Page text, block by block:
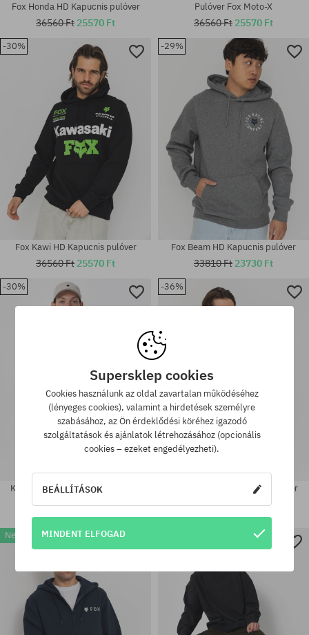
Elérhető méretek:
Elérhető méretek:
Elérhető méretek:
Fox Honda HD Kapucnis pulóver
36560 Ft 25570 Ft
Elérhető méretek:
Pulóver Fox Moto-X
36560 Ft 25570 Ft
-30%
Elérhető méretek:
Fox Kawi HD Kapucnis pulóver
36560 Ft 25570 Ft
-29%
Elérhető méretek:
Fox Beam HD Kapucnis pulóver
33810 Ft 23730 Ft
-30%
Kapucnis pulóver Fox Wordmark
HD
-36%
Fox Honda HD Kapucnis pulóver
34730 Ft21900 Ft
New
Supersklep cookies
Cookies használunk az oldal zavartalan működéséhez
(lényeges cookies), valamint a hirdetések személyre
szabásához, az Ön érdeklődési köréhez igazodó
szolgáltatások és ajánlatok létrehozásához (opcionális
cookies – ezeket engedélyezheti).
BEÁLLÍTÁSOK
MINDENT ELFOGAD